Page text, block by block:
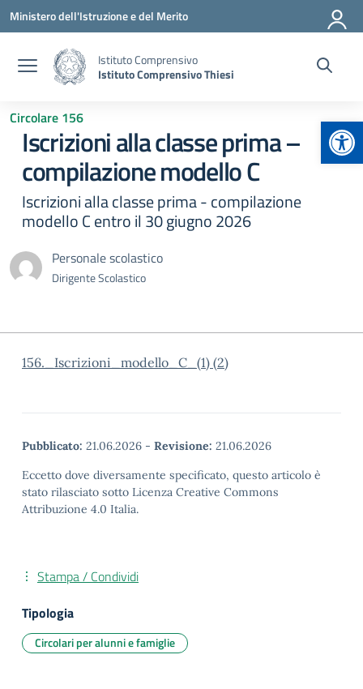
Vai ai contenuti
Vai al menu di navigazione
Vai al footer
Ministero dell'Istruzione e del Merito
Istituto Comprensivo
Istituto Comprensivo Thiesi
Circolare 156
Iscrizioni alla classe prima –
compilazione modello C
Iscrizioni alla classe prima - compilazione
modello C entro il 30 giugno 2026
Personale scolastico
Dirigente Scolastico
156._Iscrizioni_modello_C_(1) (2)
Pubblicato: 21.06.2026 - Revisione: 21.06.2026
Eccetto dove diversamente specificato, questo articolo è
stato rilasciato sotto Licenza Creative Commons
Attribuzione 4.0 Italia.
Stampa / Condividi
Tipologia
Circolari per alunni e famiglie